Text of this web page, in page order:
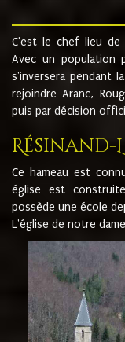
C'est le chef lieu de
Avec un population
s'inversera pendant
rejoindre Aranc,
puis par décision
Résinand-
Ce hameau est
église est
possède une école
L'église de notre